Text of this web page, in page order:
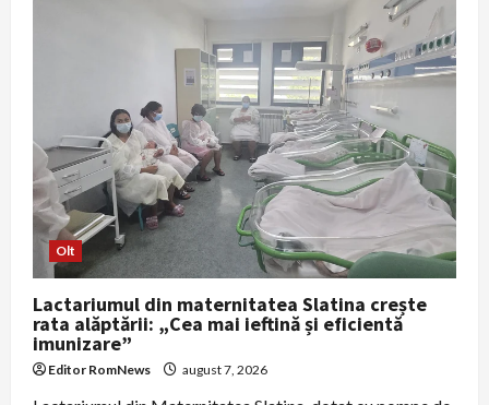
din
jurul
Loft
a
fost
securizată
Olt
Lactariumul din maternitatea Slatina crește
rata alăptării: „Cea mai ieftină și eficientă
imunizare”
Editor RomNews august 7, 2026